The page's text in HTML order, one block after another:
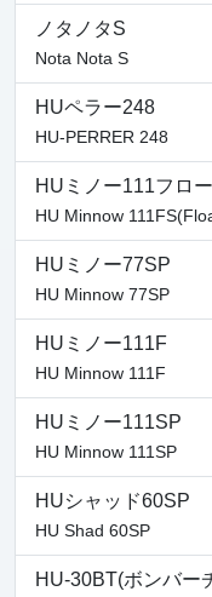
ノタノタS
Nota Nota S
HUペラー248
HU-PERRER 248
HUミノー111フロ
HU Minnow
HUミノー77SP
HU Minnow 77SP
HUミノー111F
HU Minnow 111F
HUミノー111SP
HU Minnow 111SP
HUシャッド60SP
HU Shad 60SP
HU-30BT(ボンバー